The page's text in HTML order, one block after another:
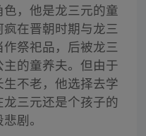
色，他是龙三元的童
在晋朝时期与龙三
祭祀品，后被龙三
的童养夫。但由于
不老，他选择去学
三元还是个孩子的
剧。